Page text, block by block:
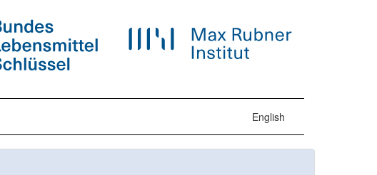
English